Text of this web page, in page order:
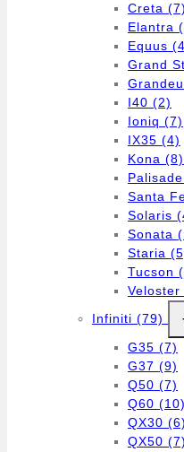
Creta (7)
Elantra
Equus
Grand
I40 (2)
Ioniq (7)
IX35 (4)
Kona (8)
Palisade
Santa
Solaris
Sonata
Staria
Tucson
Veloster
Infiniti (79)
G35 (7)
G37 (9)
Q50 (7)
Q60 (10)
QX30 (6)
QX50 (7)